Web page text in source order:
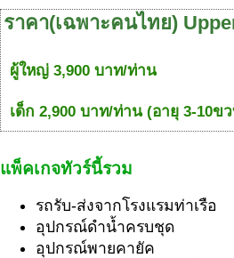
ราคา(เฉพาะคนไทย)
ผู้ใหญ่ 3,900 บาท/ท่าน
เด็ก 2,900 บาท/ท่าน (อายุ 3-10ข
แพ็คเกจทัวร์นี้รวม
รถรับ-ส่งจากโรงแรมท่าเรือ
อุปกรณ์ดำน้ำครบชุด
อุปกรณ์พายคายัค